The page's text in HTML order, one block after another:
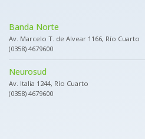
Banda Norte
Av. Marcelo T. de Alvear 1166, Río Cuarto
(0358) 4679600
Neurosud
Av. Italia 1244, Río Cuarto
(0358) 4679600